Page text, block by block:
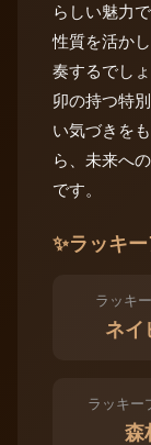
らしい魅力
性質を活か
奏するでし
卯の持つ特
い気づきを
ら、未来へ
です。
✨ラッキ
ラッキ
ネイ
ラッキー
森